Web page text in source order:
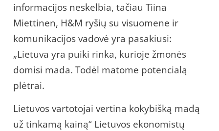
informacijos neskelbia, tačiau Tiina
Miettinen, H&M ryšių su visuomene ir
komunikacijos vadovė yra pasakiusi:
„Lietuva yra puiki rinka, kurioje žmonės
domisi mada. Todėl matome potencialą
plėtrai.
Lietuvos vartotojai vertina kokybišką madą
už tinkamą kainą“ Lietuvos ekonomistų